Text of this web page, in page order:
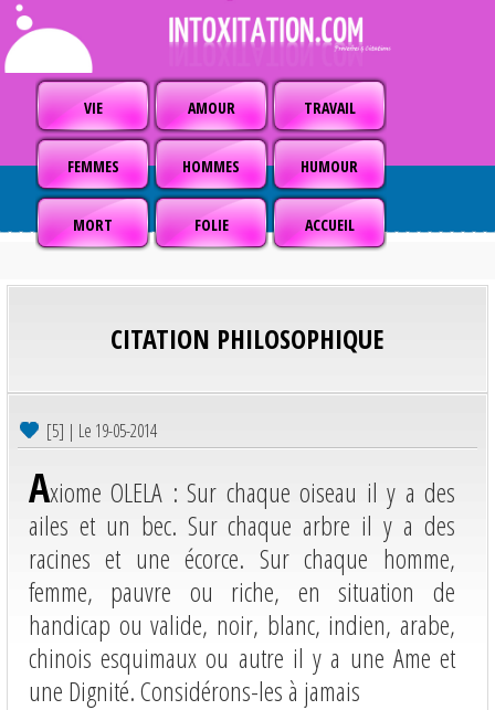
VIE AMOUR TRAVAIL
FEMMES HOMMES HUMOUR
MORT FOLIE ACCUEIL
CITATION PHILOSOPHIQUE
[5] | Le 19-05-2014
Axiome OLELA : Sur chaque oiseau il y a des
ailes et un bec. Sur chaque arbre il y a des
racines et une écorce. Sur chaque homme,
femme, pauvre ou riche, en situation de
handicap ou valide, noir, blanc, indien, arabe,
chinois esquimaux ou autre il y a une Ame et
une Dignité. Considérons-les à jamais